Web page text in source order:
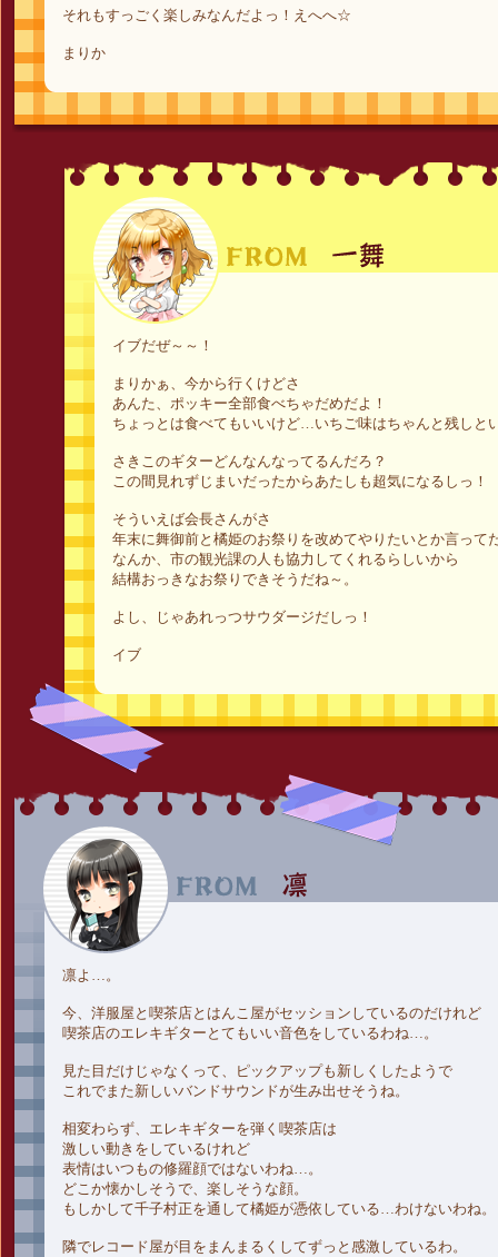
それもすっごく楽しみなんだよっ！えへへ☆
まりか
イブだぜ～～！
まりかぁ、今から行くけどさ
あんた、ポッキー全部食べちゃだめだよ！
ちょっとは食べてもいいけど…いちご味はちゃんと残しと
さきこのギターどんなんなってるんだろ？
この間見れずじまいだったからあたしも超気になるしっ！
そういえば会長さんがさ
年末に舞御前と橘姫のお祭りを改めてやりたいとか言って
なんか、市の観光課の人も協力してくれるらしいから
結構おっきなお祭りできそうだね～。
よし、じゃあれっつサウダージだしっ！
イブ
凛よ…。
今、洋服屋と喫茶店とはんこ屋がセッションしているのだけれど
喫茶店のエレキギターとてもいい音色をしているわね…。
見た目だけじゃなくって、ピックアップも新しくしたようで
これでまた新しいバンドサウンドが生み出せそうね。
相変わらず、エレキギターを弾く喫茶店は
激しい動きをしているけれど
表情はいつもの修羅顔ではないわね…。
どこか懐かしそうで、楽しそうな顔。
もしかして千子村正を通して橘姫が憑依している…わけないわね。
隣でレコード屋が目をまんまるくしてずっと感激しているわ。